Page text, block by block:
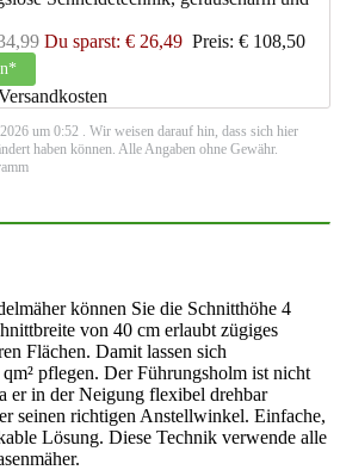
Du sparst: € 26,49 Preis: € 108,50
um 0:52 . Wir weisen darauf hin, dass sich hier
haben können. Alle Angaben ohne Gewähr.
können Sie die Schnitthöhe 4
von 40 cm erlaubt zügiges
Flächen. Damit lassen sich
pflegen. Der Führungsholm ist nicht
er in der Neigung flexibel drehbar
seinen richtigen Anstellwinkel. Einfache,
Lösung. Diese Technik verwende alle